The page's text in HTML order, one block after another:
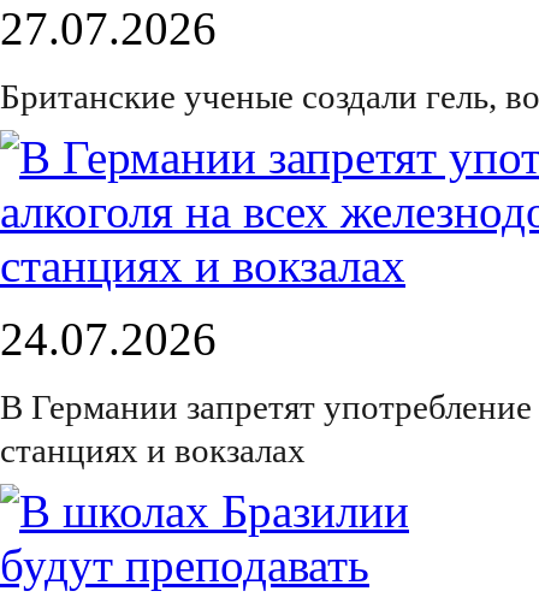
27.07.2026
Британские ученые создали гель,
24.07.2026
В Германии запретят
станциях и вокзалах